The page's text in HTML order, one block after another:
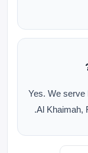
Yes. We serve
Al Khaimah,